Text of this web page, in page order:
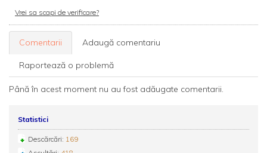
Vrei sa scapi de verificare?
Comentarii Adaugă comentariu
Raportează o problemă
Până în acest moment nu au fost adăugate comentarii.
Statistici
Descărcări: 169